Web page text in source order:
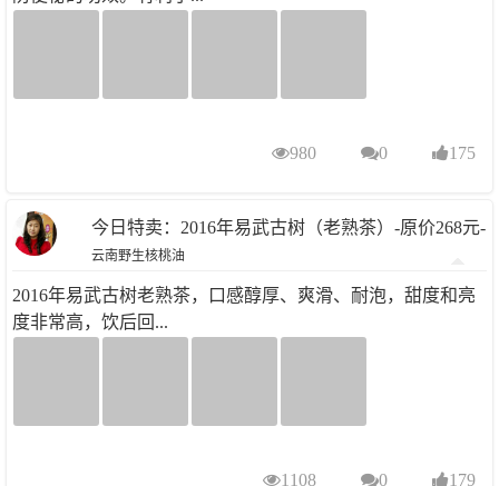
175
0
980
今日特卖：2016年易武古树（老熟茶）-原价268元-
特价108元-先抢先得.........
云南野生核桃油
2016年易武古树老熟茶，口感醇厚、爽滑、耐泡，甜度和亮
度非常高，饮后回...
179
0
1108